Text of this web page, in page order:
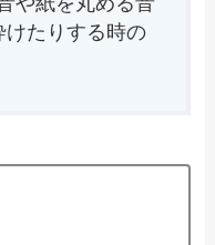
けたりする時の